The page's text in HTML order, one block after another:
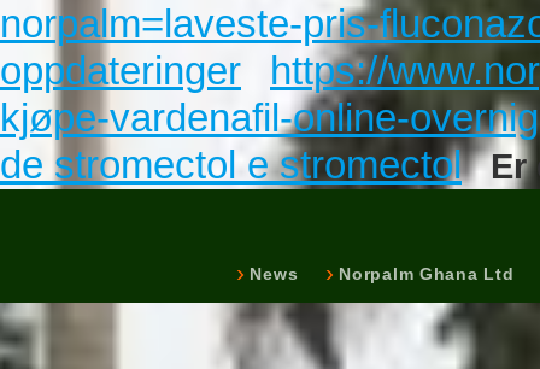
norpalm=laveste-pris-
oppdateringer
https://
kjøpe-vardenafil-online-
de stromectol e stromectol
Er
News Norpalm Ghana Ltd